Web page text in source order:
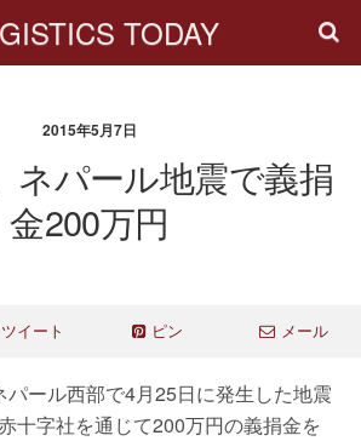
TODAY
2015年5月7日
ネパール地震で義捐
金200万円
ツイート ピン メール
パール西部で4月25日に発生した地震
十字社を通じて200万円の義捐金を